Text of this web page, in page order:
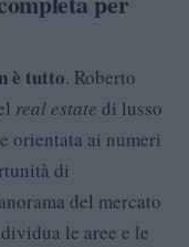
è tutto. Roberto
real estate di lusso
orientata ai numeri
di
del mercato
le aree e le